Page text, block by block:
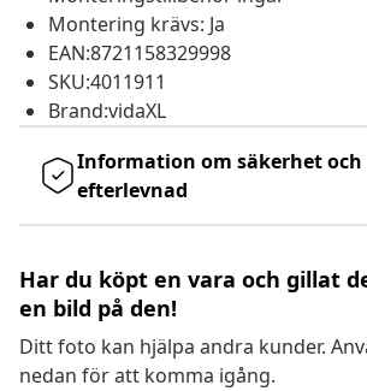
Montering krävs: Ja
EAN:8721158329998
SKU:4011911
Brand:vidaXL
Information om säkerhet och
efterlevnad
Har du köpt en vara och gillat
en bild på den!
Ditt foto kan hjälpa andra kunder.
nedan för att komma igång.